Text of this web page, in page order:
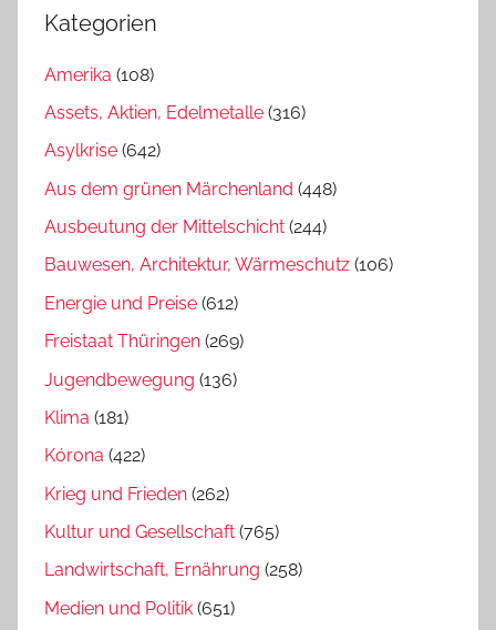
Kategorien
Amerika (108)
Assets, Aktien, Edelmetalle (316)
Asylkrise (642)
Aus dem grünen Märchenland (448)
Ausbeutung der Mittelschicht (244)
Bauwesen, Architektur, Wärmeschutz (106)
Energie und Preise (612)
Freistaat Thüringen (269)
Jugendbewegung (136)
Klima (181)
Kórona (422)
Krieg und Frieden (262)
Kultur und Gesellschaft (765)
Landwirtschaft, Ernährung (258)
Medien und Politik (651)